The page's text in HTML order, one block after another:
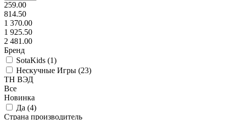
259.00
814.50
1 370.00
1 925.50
2 481.00
Бренд
SotaKids (1)
Нескучные Игры (23)
ТН ВЭД
Все
Новинка
Да (4)
Страна производитель